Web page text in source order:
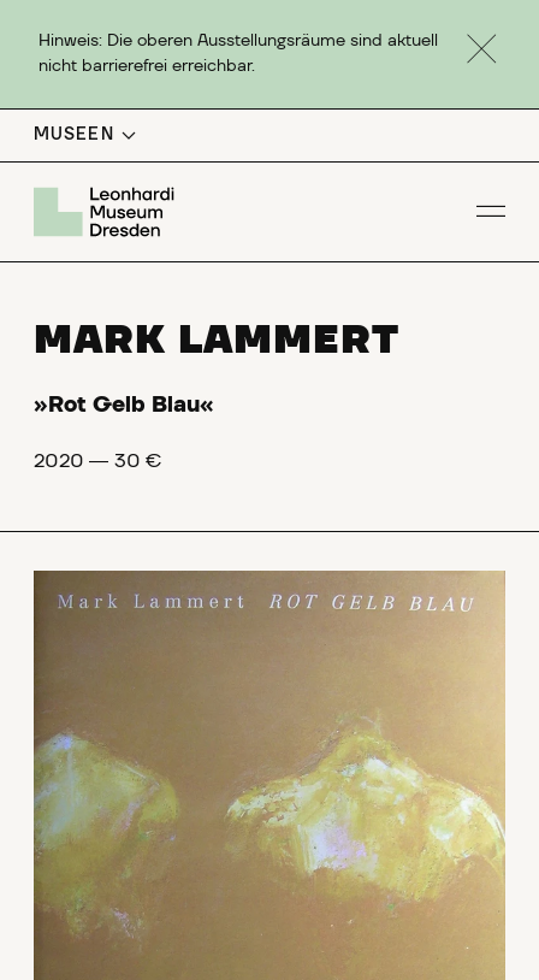
Hinweis: Die oberen Ausstellungsräume sind aktuell
nicht barrierefrei erreichbar.
MUSEEN
MARK LAMMERT
»Rot Gelb Blau«
2020 ― 30 €